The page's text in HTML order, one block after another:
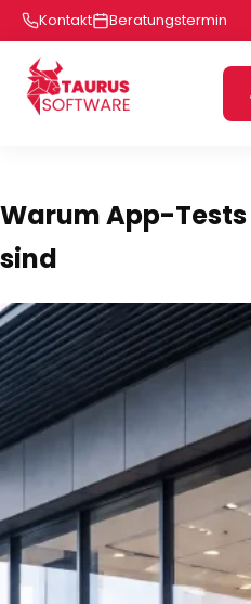
Kontakt Beratungstermin
Warum App-
sind